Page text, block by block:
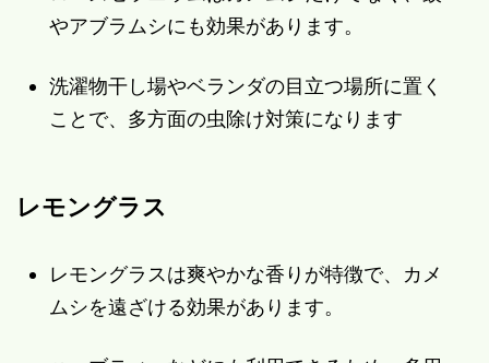
やアブラムシにも効果があります。
洗濯物干し場やベランダの目立つ場所に置く
ことで、多方面の虫除け対策になります
レモングラス
レモングラスは爽やかな香りが特徴で、カメ
ムシを遠ざける効果があります。